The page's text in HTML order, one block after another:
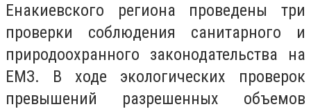
Енакиевского региона проведены три
проверки соблюдения санитарного и
природоохранного законодательства на
ЕМЗ. В ходе экологических проверок
превышений разрешенных объемов